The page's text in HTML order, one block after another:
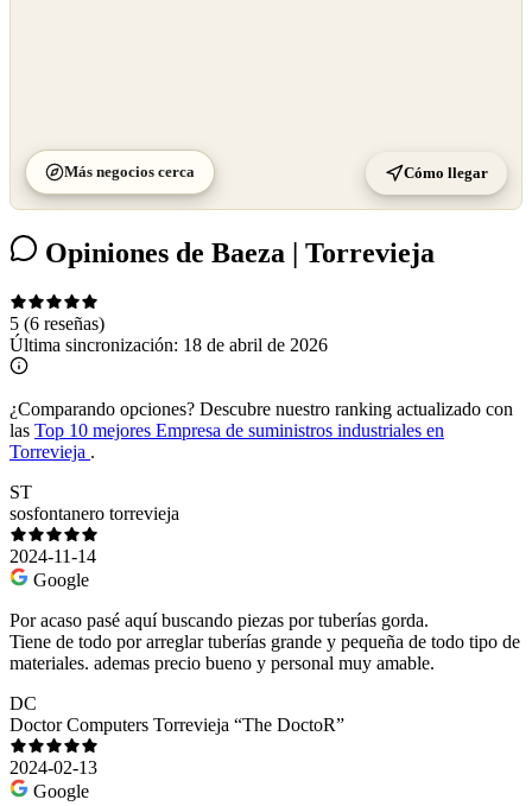
Más negocios cerca Cómo llegar
Opiniones de Baeza | Torrevieja
5 (6 reseñas)
Última sincronización: 18 de abril de 2026
¿Comparando opciones? Descubre nuestro ranking actualizado con
las Top 10 mejores Empresa de suministros industriales en
Torrevieja .
ST
sosfontanero torrevieja
2024-11-14
Google
Por acaso pasé aquí buscando piezas por tuberías gorda.
Tiene de todo por arreglar tuberías grande y pequeña de todo tipo de
materiales. ademas precio bueno y personal muy amable.
DC
Doctor Computers Torrevieja “The DoctoR”
2024-02-13
Google